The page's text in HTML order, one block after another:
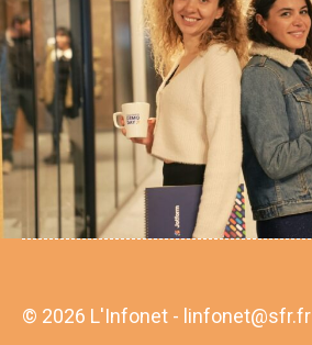
© 2026 L'Infonet - linfonet@sfr.fr